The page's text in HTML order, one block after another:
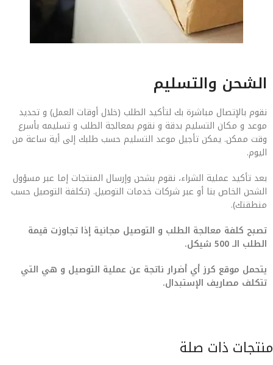
الشحن والتسليم
نقوم بالإتصال مباشرة بك لتأكيد الطلب (خلال أوقات العمل) و تحديد
موعد و مكان التسليم بدقة و نقوم بمعالجة الطلب و تسليمه بأسرع
وقت ممكن. يمكن تأجيل موعد التسليم حسب طلبك إلى أية ساعة من
اليوم.
بعد تأكيد عملية الشراء، نقوم بشحن وإرسال المنتجات إما عبر مسؤول
الشحن الخاص بنا أو عبر شركات خدمات التوصيل. (تكلفة التوصيل حسب
منطقتك).
تصبح كلفة معالجة الطلب و التوصيل مجانية إذا تجاوزت قيمة
الطلب الـ 500 شيكل.
يتحمل موقع كرز أي أضرار ناتجة عن عملية التوصيل و هي التي
تتكلف مصاريف الإستبدال.
منتجات ذات صلة